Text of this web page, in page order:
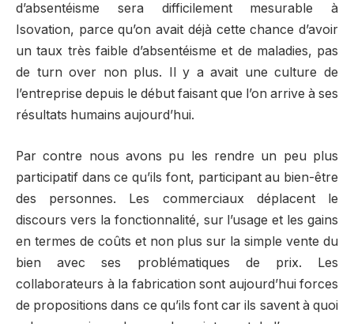
d’absentéisme sera difficilement mesurable à
Isovation, parce qu’on avait déjà cette chance d’avoir
un taux très faible d’absentéisme et de maladies, pas
de turn over non plus. Il y a avait une culture de
l’entreprise depuis le début faisant que l’on arrive à ses
résultats humains aujourd’hui.
Par contre nous avons pu les rendre un peu plus
participatif dans ce qu’ils font, participant au bien-être
des personnes. Les commerciaux déplacent le
discours vers la fonctionnalité, sur l’usage et les gains
en termes de coûts et non plus sur la simple vente du
bien avec ses problématiques de prix. Les
collaborateurs à la fabrication sont aujourd’hui forces
de propositions dans ce qu’ils font car ils savent à quoi